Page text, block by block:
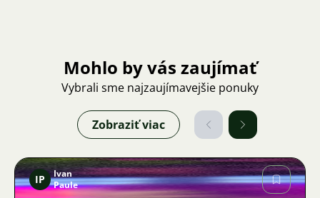
Mohlo by vás zaujímať
Vybrali sme najzaujímavejšie ponuky
Zobraziť viac
IP
Ivan
Paule